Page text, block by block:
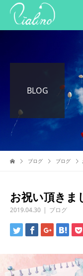
BLOG
ブログ ブログ
お祝い頂き
2019.04.30 ブログ